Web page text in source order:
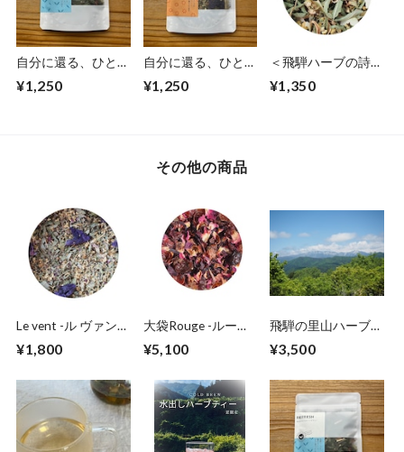
自分に還る、ひと息
を：REFRESH
¥1,250
自分に還る、ひと息
を：NEW ENERGY
¥1,250
＜飛騨ハーブの詩＞
Mouton -ムートン-
ぐっすり
¥1,350
その他の商品
Le vent -ル ヴァン-
¥1,800
大袋Rouge -ルージ
ventセット
¥5,100
飛騨の里山ハーブテ
¥3,500